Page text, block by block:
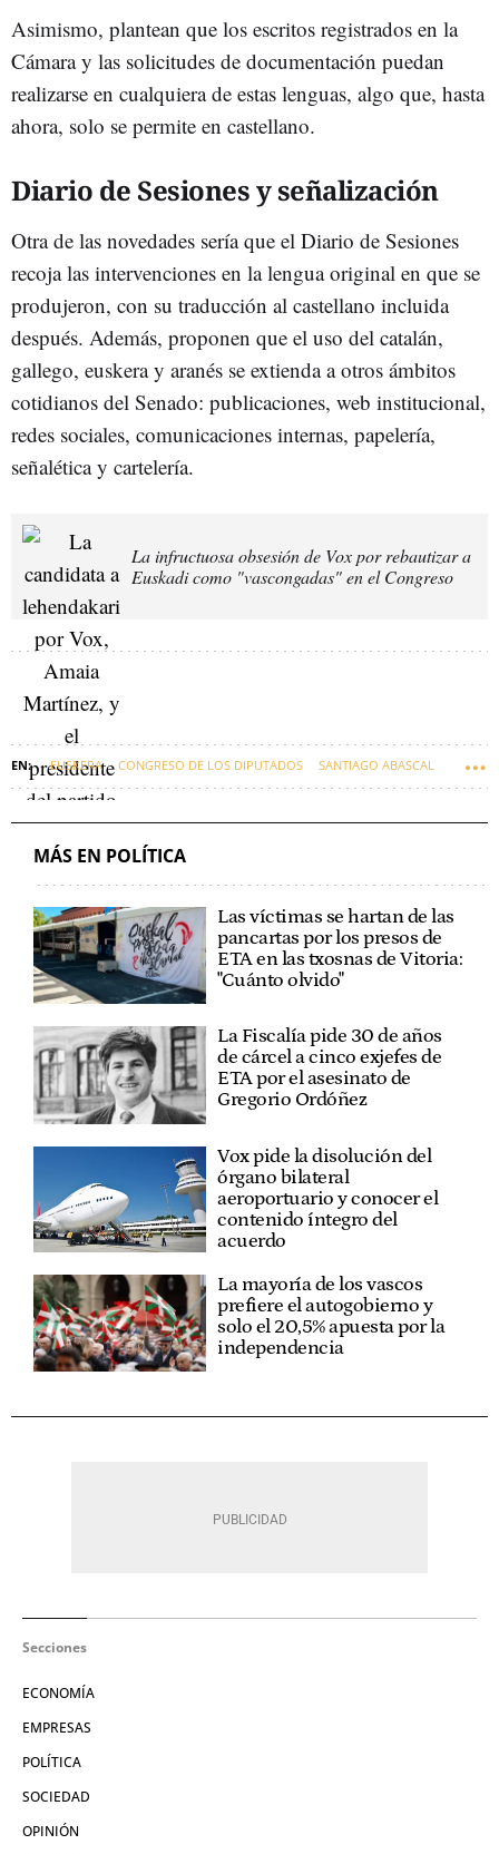
Asimismo, plantean que los escritos registrados en la
Cámara y las solicitudes de documentación puedan
realizarse en cualquiera de estas lenguas, algo que, hasta
ahora, solo se permite en castellano.
Diario de Sesiones y señalización
Otra de las novedades sería que el Diario de Sesiones
recoja las intervenciones en la lengua original en que se
produjeron, con su traducción al castellano incluida
después. Además, proponen que el uso del catalán,
gallego, euskera y aranés se extienda a otros ámbitos
cotidianos del Senado: publicaciones, web institucional,
redes sociales, comunicaciones internas, papelería,
señalética y cartelería.
La infructuosa obsesión de Vox por rebautizar a
Euskadi como "vascongadas" en el Congreso
EUSKERA CONGRESO DE LOS DIPUTADOS SANTIAGO ABASCAL
VOX SENADO
MÁS EN POLÍTICA
Las víctimas se hartan de las
pancartas por los presos de
ETA en las txosnas de Vitoria:
"Cuánto olvido"
La Fiscalía pide 30 de años
de cárcel a cinco exjefes de
ETA por el asesinato de
Gregorio Ordóñez
Vox pide la disolución del
órgano bilateral
aeroportuario y conocer el
contenido íntegro del
acuerdo
La mayoría de los vascos
prefiere el autogobierno y
solo el 20,5% apuesta por la
independencia
Secciones
ECONOMÍA
EMPRESAS
POLÍTICA
SOCIEDAD
OPINIÓN